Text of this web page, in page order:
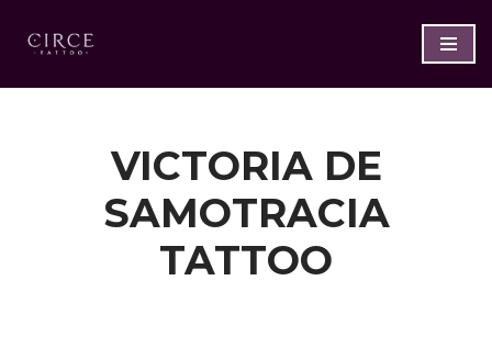
Saltar
al
VICTORIA DE
SAMOTRACIA
TATTOO